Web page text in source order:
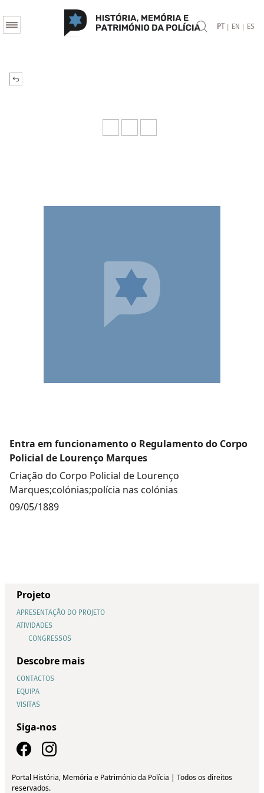
PT | EN | ES
Entra em funcionamento o Regulamento do Corpo
Policial de Lourenço Marques
Criação do Corpo Policial de Lourenço
Marques;colónias;polícia nas colónias
09/05/1889
Projeto
APRESENTAÇÃO DO PROJETO
ATIVIDADES
CONGRESSOS
Descobre mais
CONTACTOS
EQUIPA
VISITAS
Siga-nos
Portal História, Memória e Património da Polícia | Todos os direitos
reservados.